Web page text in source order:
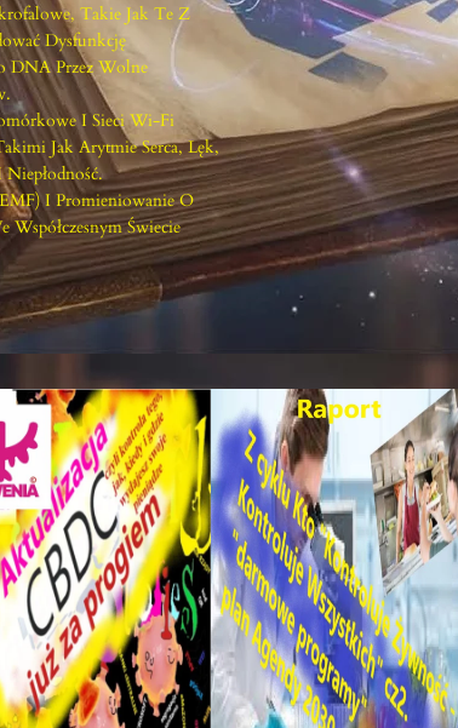
Takie Jak Te Z
Dysfunkcję
DNA Przez Wolne
I Sieci Wi-Fi
Jak Arytmie Serca, Lęk,
I Promieniowanie O
Świecie